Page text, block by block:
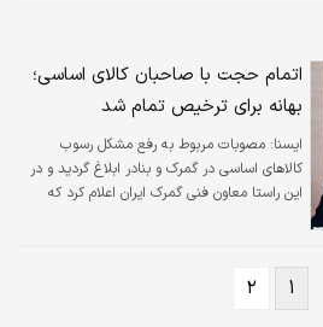
اتمام حجت با صاحبان کالای اساسی؛
بهانه برای ترخیص تمام شد
ايسنا: مصوبات مربوط به رفع مشکل رسوب
کالاهای اساسی در گمرک و بنادر ابلاغ گردید و در
این راستا معاون فنی گمرک ایران اعلام کرد که
تکلیف و ترخیص فوری کالاها اقدام کنند ، در غیر
این صورت بر اساس مقررات با آنها برخورد خواهد
شد.
۱ ۲